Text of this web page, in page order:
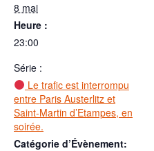
8 mai
Heure :
23:00
Série :
Le trafic est interrompu
entre Paris Austerlitz et
Saint-Martin d’Etampes, en
soirée.
Catégorie d’Évènement: